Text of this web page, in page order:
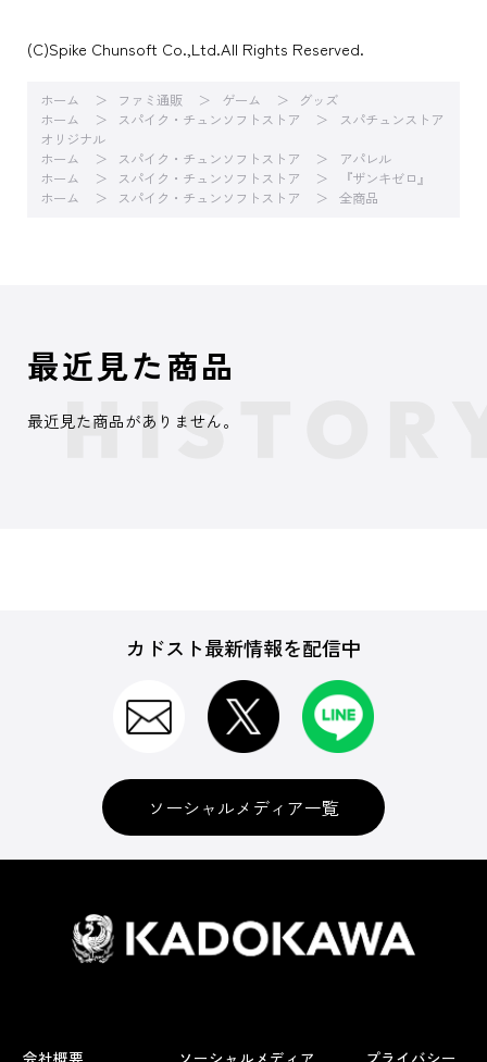
(C)Spike Chunsoft Co.,Ltd.All Rights Reserved.
ホーム ファミ通販 ゲーム
グッズ
ホーム
スパイク・チュンソフトストア
スパチュンストア
オリジナル
ホーム
スパイク・チュンソフトストア
アパレル
ホーム
スパイク・チュンソフトストア
『ザンキゼロ』
ホーム
スパイク・チュンソフトストア 全商品
最近見た商品
最近見た商品がありません。
カドスト最新情報を配信中
ソーシャルメディア一覧
会社概要 ソーシャルメディア プライバシー